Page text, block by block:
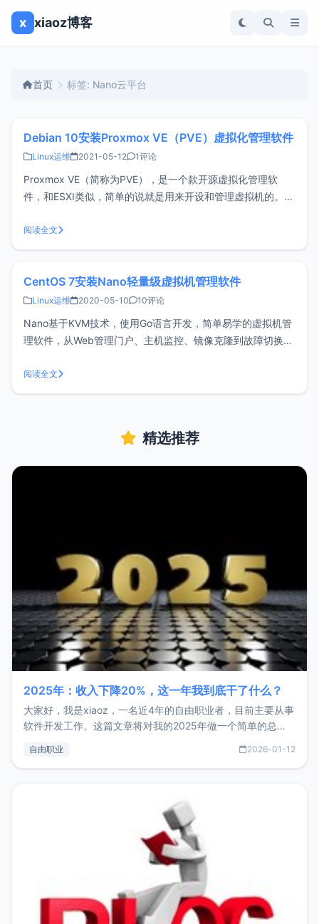
x xiaoz博客
首页 标签: Nano云平台
Debian 10安装Proxmox VE（PVE）虚拟化管理软件
Linux运维 2021-05-12 1评论
Proxmox VE（简称为PVE），是一个款开源虚拟化管理软
件，和ESXI类似，简单的说就是用来开设和管理虚拟机的。正
PVE虚拟化软件，但serverstadium仅提供PVE5版本，而最新
的已经是PVE6了。反正PVE是基于Debi
阅读全文
CentOS 7安装Nano轻量级虚拟机管理软件
Linux运维 2020-05-10 10评论
Nano基于KVM技术，使用Go语言开发，简单易学的虚拟机管
理软件，从Web管理门户、主机监控、镜像克隆到故障切换，
管理平台，Nano无需第三方软件或者依赖库即可执行，安装
非常简单。服务器要求支持虚拟化的X86服务器或者打开嵌套
阅读全文
精选推荐
2025年：收入下降20%，这一年我到底干了什么？
大家好，我是xiaoz，一名近4年的自由职业者，目前主要从事
软件开发工作。这篇文章将对我的2025年做一个简单的总
收入下降20%，但却过得很充实，2026年不求突破，但求保
自由职业 2026-01-12